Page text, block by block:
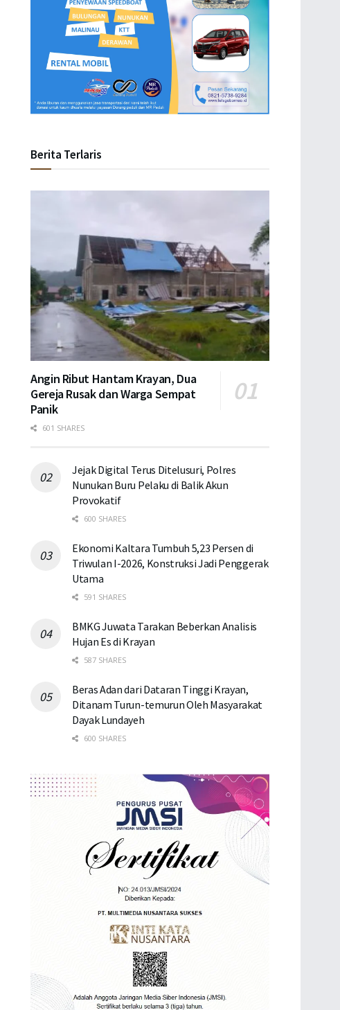
Berita Terlaris
Angin Ribut Hantam Krayan, Dua
Gereja Rusak dan Warga Sempat
Panik
601 SHARES
Jejak Digital Terus Ditelusuri, Polres
Nunukan Buru Pelaku di Balik Akun
Provokatif
600 SHARES
Ekonomi Kaltara Tumbuh 5,23 Persen di
Triwulan I-2026, Konstruksi Jadi Penggerak
Utama
591 SHARES
BMKG Juwata Tarakan Beberkan Analisis
Hujan Es di Krayan
587 SHARES
Beras Adan dari Dataran Tinggi Krayan,
Ditanam Turun-temurun Oleh Masyarakat
Dayak Lundayeh
600 SHARES